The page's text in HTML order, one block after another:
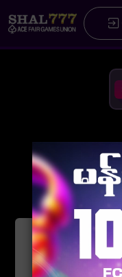
ပင္မ
ကြ ်နု္ပ္တုိိ ့အေၾ
Installation
စည္းကမ္းခ်က္မ်
App
ေဒါင္းလုဒ္